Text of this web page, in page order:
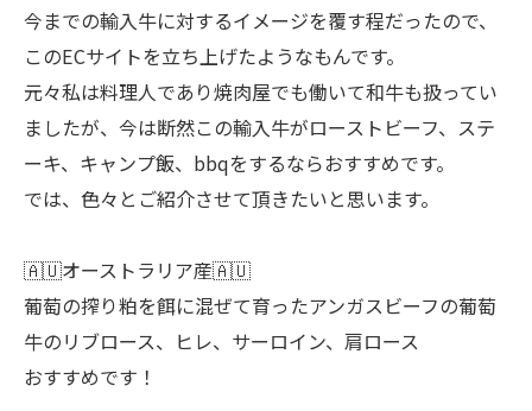
今までの輸入牛に対するイメージを覆す程だったので、
このECサイトを立ち上げたようなもんです。
元々私は料理人であり焼肉屋でも働いて和牛も扱ってい
ましたが、今は断然この輸入牛がローストビーフ、ステ
ーキ、キャンプ飯、bbqをするならおすすめです。
では、色々とご紹介させて頂きたいと思います。
🇦🇺オーストラリア産🇦🇺
葡萄の搾り粕を餌に混ぜて育ったアンガスビーフの葡萄
牛のリブロース、ヒレ、サーロイン、肩ロース
おすすめです！